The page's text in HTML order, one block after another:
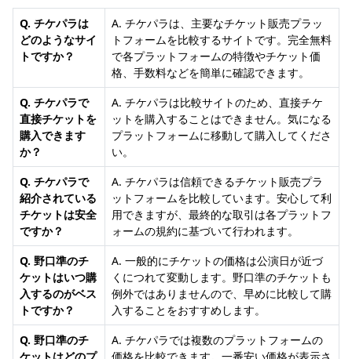
Q. チケパラは
どのようなサイ
トですか？
A. チケパラは、主要なチケット販売プラッ
トフォームを比較するサイトです。完全無料
で各プラットフォームの特徴やチケット価
格、手数料などを簡単に確認できます。
Q. チケパラで
直接チケットを
購入できます
か？
A. チケパラは比較サイトのため、直接チケ
ットを購入することはできません。気になる
プラットフォームに移動して購入してくださ
い。
Q. チケパラで
紹介されている
チケットは安全
ですか？
A. チケパラは信頼できるチケット販売プラ
ットフォームを比較しています。安心して利
用できますが、最終的な取引は各プラットフ
ォームの規約に基づいて行われます。
Q. 野口準のチ
ケットはいつ購
入するのがベス
トですか？
A. 一般的にチケットの価格は公演日が近づ
くにつれて変動します。野口準のチケットも
例外ではありませんので、早めに比較して購
入することをおすすめします。
Q. 野口準のチ
A. チケパラでは複数のプラットフォームの